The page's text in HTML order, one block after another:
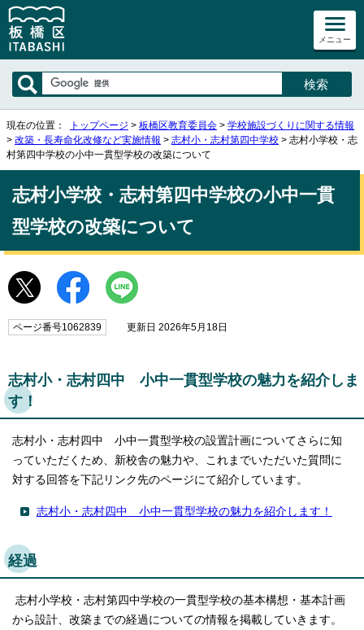
メニュー
現在の位置： トップページ > 板橋区教育委員会 > 学校施設づくりに関する情報
> 改築・長寿命化改修など実施情報 > 志村小・志村第四中学校 > 志村小学校・志
村第四中学校の小中一貫型学校の改築について
志村小学校・志村第四中学校の小中一貫
型学校の改築について
ページ番号1062839 更新日 2026年5月18日
志村小・志村四中 小中一貫型学校の魅力を紹介しま
す！
志村小・志村四中 小中一貫型学校の設置計画についてさらに知
っていただくため、新校舎の魅力や、これまでいただいた質問に
対する回答を下記リンク先のページにて紹介しています。
志村小・志村四中 小中一貫型学校の魅力を紹介します！
経過
志村小学校・志村第四中学校の一貫型学校の基本構想・基本計画
から設計、改築までの経過についての情報を掲載していきます。